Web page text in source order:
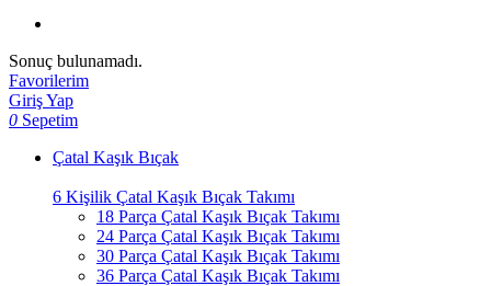
Sonuç bulunamadı.
Favorilerim
Giriş Yap
0 Sepetim
Çatal Kaşık Bıçak
6 Kişilik Çatal Kaşık Bıçak Takımı
18 Parça Çatal Kaşık Bıçak Takımı
24 Parça Çatal Kaşık Bıçak Takımı
30 Parça Çatal Kaşık Bıçak Takımı
36 Parça Çatal Kaşık Bıçak Takımı